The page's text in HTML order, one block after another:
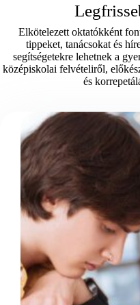
Elkötelezett oktatókként
tippeket, tanácsokat és
segítségetekre lehetnek a
középiskolai felvételiről,
és